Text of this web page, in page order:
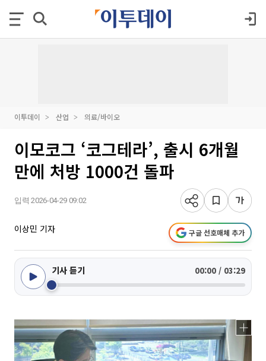
이투데이 산업 의료/바이오
이모코그 ‘코그테라’, 출시 6개월
만에 처방 1000건 돌파
입력 2026-04-29 09:02
이상민 기자 구글 선호매체 추가
기사 듣기 00:00 / 03:29